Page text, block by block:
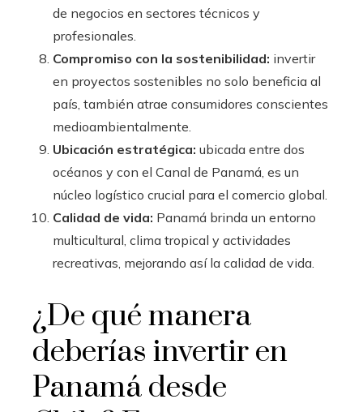
de negocios en sectores técnicos y
profesionales.
Compromiso con la sostenibilidad: invertir
en proyectos sostenibles no solo beneficia al
país, también atrae consumidores conscientes
medioambientalmente.
Ubicación estratégica: ubicada entre dos
océanos y con el Canal de Panamá, es un
núcleo logístico crucial para el comercio global.
Calidad de vida: Panamá brinda un entorno
multicultural, clima tropical y actividades
recreativas, mejorando así la calidad de vida.
¿De qué manera
deberías invertir en
Panamá desde